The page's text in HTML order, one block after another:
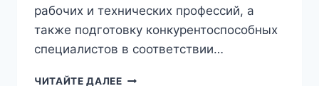
рабочих и технических профессий, а
также подготовку конкурентоспособных
специалистов в соответствии…
ЧИТАЙТЕ ДАЛЕЕ